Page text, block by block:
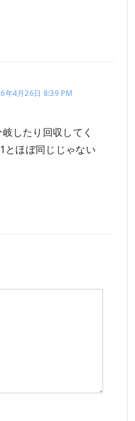
年4月26日 8:39 PM
したり回収してく
とほぼ同じじゃない